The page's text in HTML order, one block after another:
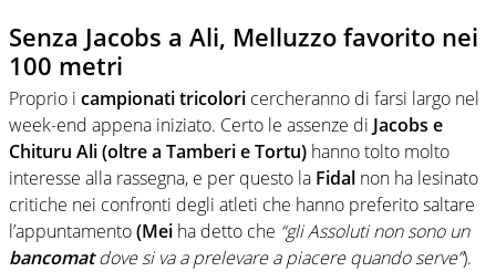
Senza Jacobs a Ali, Melluzzo favorito nei
100 metri
Proprio i campionati tricolori cercheranno di farsi largo nel
week-end appena iniziato. Certo le assenze di Jacobs e
Chituru Ali (oltre a Tamberi e Tortu) hanno tolto molto
interesse alla rassegna, e per questo la Fidal non ha lesinato
critiche nei confronti degli atleti che hanno preferito saltare
l’appuntamento(Mei ha detto che “gli Assoluti non sono un
bancomatdove si va a prelevare a piacere quando serve”).